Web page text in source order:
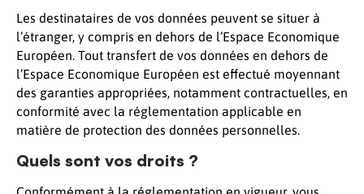
Les destinataires de vos données peuvent se situer à
l’étranger, y compris en dehors de l’Espace Economique
Européen. Tout transfert de vos données en dehors de
l’Espace Economique Européen est effectué moyennant
des garanties appropriées, notamment contractuelles, en
conformité avec la réglementation applicable en
matière de protection des données personnelles.
Quels sont vos droits ?